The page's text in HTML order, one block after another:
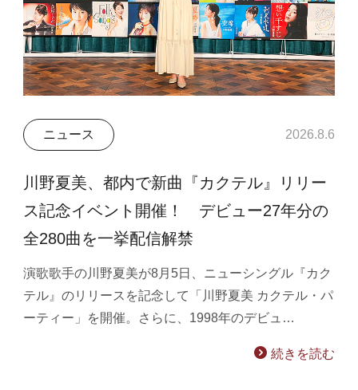
ニュース 2026.8.6
川野夏美、都内で新曲『カクテル』リリー
ス記念イベント開催！ デビュー27年分の
全280曲を一挙配信解禁
演歌歌手の川野夏美が8月5日、ニューシングル『カク
テル』のリリースを記念して「川野夏美 カクテル・パ
ーティー」を開催。さらに、1998年のデビュ…
続きを読む